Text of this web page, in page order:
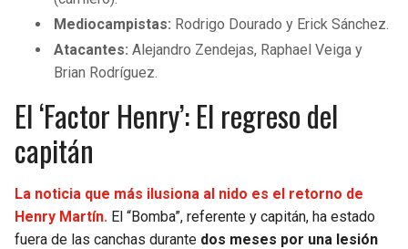
Mediocampistas: Rodrigo Dourado y Erick Sánchez.
Atacantes:Alejandro Zendejas, Raphael Veiga y
Brian Rodríguez.
El ‘Factor Henry’: El regreso del
capitán
La noticia que más ilusiona al nido es el retorno de
Henry Martín. El “Bomba”, referente y capitán, ha estado
fuera de las canchas durante dos meses por una lesión